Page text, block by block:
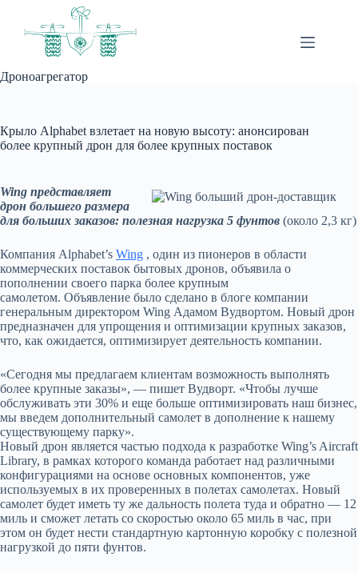
Дроноагрегатор
Крыло Alphabet взлетает на новую высоту: анонсирован
более крупный дрон для более крупных поставок
Wing представляет
дрон большего размера
для больших заказов: полезная нагрузка 5 фунтов (около 2,3 кг)
Компания Alphabet’s Wing , один из пионеров в области
коммерческих поставок бытовых дронов, объявила о
пополнении своего парка более крупным
самолетом. Объявление было сделано в блоге компании
генеральным директором Wing Адамом Вудвортом. Новый дрон
предназначен для упрощения и оптимизации крупных заказов,
что, как ожидается, оптимизирует деятельность компании.
«Сегодня мы предлагаем клиентам возможность выполнять
более крупные заказы», — пишет Вудворт. «Чтобы лучше
обслуживать эти 30% и еще больше оптимизировать наш бизнес,
мы введем дополнительный самолет в дополнение к нашему
существующему парку».
Новый дрон является частью подхода к разработке Wing’s Aircraft
Library, в рамках которого команда работает над различными
конфигурациями на основе основных компонентов, уже
используемых в их проверенных в полетах самолетах. Новый
самолет будет иметь ту же дальность полета туда и обратно — 12
миль и сможет летать со скоростью около 65 миль в час, при
этом он будет нести стандартную картонную коробку с полезной
нагрузкой до пяти фунтов.